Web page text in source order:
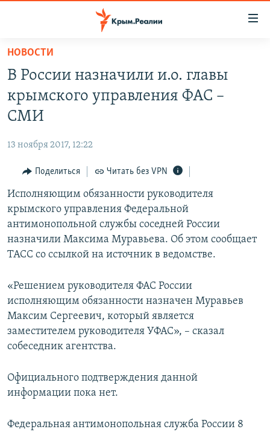
Вернуться
основному
содержанию
Вернутся
главной
навигации
Вернутся
поиску
ГРУЗ 200
11 ЛЕТ ОККУПАЦИИ КРЫМА. 11 ИСТОРИЙ СОПРОТИВЛЕНИЯ
ВОДА
ЕЩЕ
ИНТЕРАКТИВ
ИНФОГРАФИКА
ТЕЛЕПРОЕКТ КРЫМ.РЕАЛИИ
СОВЕТЫ ПРАВОЗАЩИТНИКОВ
ПРОПАВШИЕ БЕЗ ВЕСТИ
ПОБЕДИТЕЛЕЙ НЕ СУДЯТ?
КРЫМ.НЕПОКОРЕННЫЙ
УКРАИНСКАЯ ПРОБЛЕМА КРЫМА
РАДІО СВОБОДА
КАК ОБОЙТИ БЛОКИРОВКУ
Українською
Qırımtatar
ПРИСОЕДИНЯЙТЕСЬ!
НОВОСТИ
В России назначили и.о. главы
крымского управления ФАС –
СМИ
13 ноября 2017, 12:22
Поделиться Читать без VPN
Исполняющим обязанности руководителя
крымского управления Федеральной
антимонопольной службы соседней России
назначили Максима Муравьева. Об этом сообщает
ТАСС со ссылкой на источник в ведомстве.
«Решением руководителя ФАС России
исполняющим обязанности назначен Муравьев
Максим Сергеевич, который является
заместителем руководителя УФАС», – сказал
собеседник агентства.
Официального подтверждения данной
информации пока нет.
Федеральная антимонопольная служба России 8